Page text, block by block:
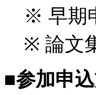
※ 早期
※ 論文
■参加申